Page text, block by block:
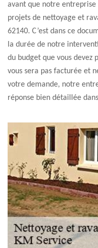
avant que notre entreprise
projets de nettoyage et
62140. C’est dans ce
la durée de notre
du budget que vous devez
vous sera pas facturée et
votre demande, notre
réponse bien détaillée